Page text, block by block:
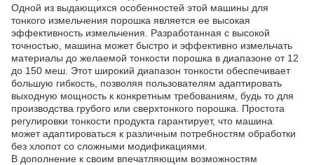
Одной из выдающихся особенностей этой машины для
тонкого измельчения порошка является ее высокая
эффективность измельчения. Разработанная с высокой
точностью, машина может быстро и эффективно измельчать
материалы до желаемой тонкости порошка в диапазоне от 12
до 150 меш. Этот широкий диапазон тонкости обеспечивает
большую гибкость, позволяя пользователям адаптировать
выходную мощность к конкретным требованиям, будь то для
производства грубого или сверхтонкого порошка. Простота
регулировки тонкости продукта гарантирует, что машина
может адаптироваться к различным потребностям обработки
без хлопот со сложными модификациями.
В дополнение к своим впечатляющим возможностям